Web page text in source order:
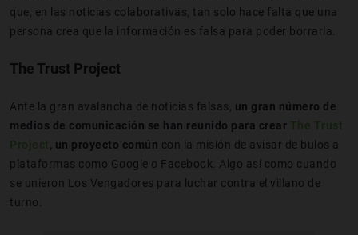
que, en las noticias colaborativas, tan solo hace falta que una
persona crea que la información es falsa para poder borrarla.
The Trust Project
Ante la gran avalancha de noticias falsas, un gran número de
medios de comunicación se han reunido para crear The Trust
Project , un proyecto común con la misión de avisar de bulos a
plataformas como Google o Facebook. Algo así como cuando
se unieron Los Vengadores para luchar contra el villano de
turno.